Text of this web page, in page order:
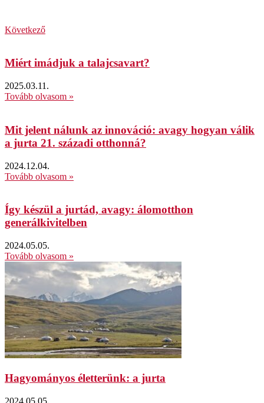
Következő
Miért imádjuk a talajcsavart?
2025.03.11.
Tovább olvasom »
Mit jelent nálunk az innováció: avagy hogyan válik
a jurta 21. századi otthonná?
2024.12.04.
Tovább olvasom »
Így készül a jurtád, avagy: álomotthon
generálkivitelben
2024.05.05.
Tovább olvasom »
Hagyományos életterünk: a jurta
2024.05.05.